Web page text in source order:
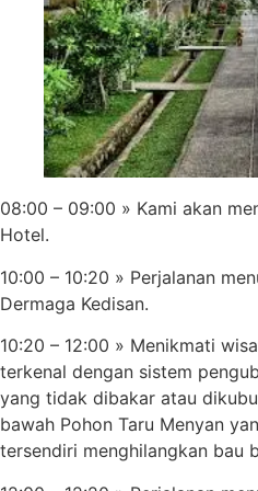
08:00 – 09:00 » Kami akan
Hotel.
10:00 – 10:20 » Perjalanan
Dermaga Kedisan.
10:20 – 12:00 » Menikmati
terkenal dengan sistem
yang tidak dibakar atau
bawah Pohon Taru Menyan
tersendiri menghilangkan bau